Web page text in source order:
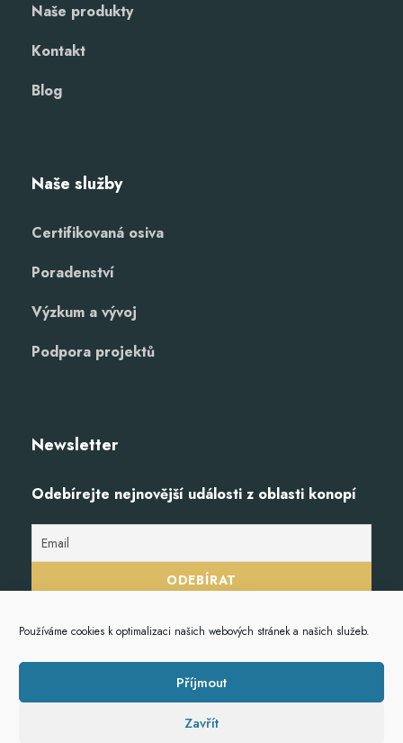
Používáme cookies k optimalizaci našich webových stránek a našich služeb.
Příjmout
Zavřít
Naše produkty
Kontakt
Blog
Naše služby
Certifikovaná osiva
Poradenství
Výzkum a vývoj
Podpora projektů
Newsletter
Odebírejte nejnovější události z oblasti konopí